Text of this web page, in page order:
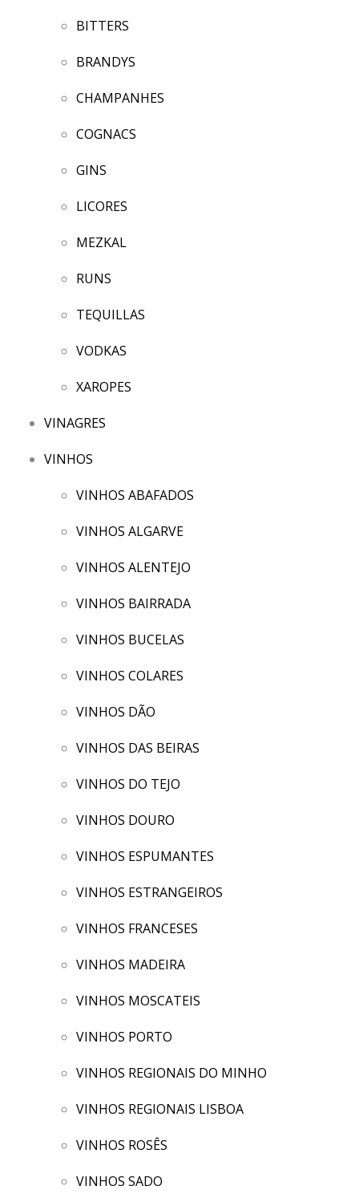
BITTERS
BRANDYS
CHAMPANHES
COGNACS
GINS
LICORES
MEZKAL
RUNS
TEQUILLAS
VODKAS
XAROPES
VINAGRES
VINHOS
VINHOS ABAFADOS
VINHOS ALGARVE
VINHOS ALENTEJO
VINHOS BAIRRADA
VINHOS BUCELAS
VINHOS COLARES
VINHOS DÃO
VINHOS DAS BEIRAS
VINHOS DO TEJO
VINHOS DOURO
VINHOS ESPUMANTES
VINHOS ESTRANGEIROS
VINHOS FRANCESES
VINHOS MADEIRA
VINHOS MOSCATEIS
VINHOS PORTO
VINHOS REGIONAIS DO MINHO
VINHOS REGIONAIS LISBOA
VINHOS ROSÊS
VINHOS SADO